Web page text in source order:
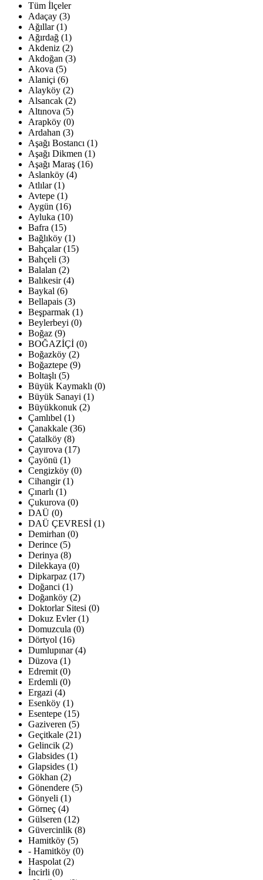
Tüm İlçeler
Adaçay (3)
Ağıllar (1)
Ağırdağ (1)
Akdeniz (2)
Akdoğan (3)
Akova (5)
Alaniçi (6)
Alayköy (2)
Alsancak (2)
Altınova (5)
Arapköy (0)
Ardahan (3)
Aşağı Bostancı (1)
Aşağı Dikmen (1)
Aşağı Maraş (16)
Aslanköy (4)
Atlılar (1)
Avtepe (1)
Aygün (16)
Ayluka (10)
Bafra (15)
Bağlıköy (1)
Bahçalar (15)
Bahçeli (3)
Balalan (2)
Balıkesir (4)
Baykal (6)
Bellapais (3)
Beşparmak (1)
Beylerbeyi (0)
Boğaz (9)
BOĞAZİÇİ (0)
Boğazköy (2)
Boğaztepe (9)
Boltaşlı (5)
Büyük Kaymaklı (0)
Büyük Sanayi (1)
Büyükkonuk (2)
Çamlıbel (1)
Çanakkale (36)
Çatalköy (8)
Çayırova (17)
Çayönü (1)
Cengizköy (0)
Cihangir (1)
Çınarlı (1)
Çukurova (0)
DAÜ (0)
DAÜ ÇEVRESİ (1)
Demirhan (0)
Derince (5)
Derinya (8)
Dilekkaya (0)
Dipkarpaz (17)
Doğanci (1)
Doğanköy (2)
Doktorlar Sitesi (0)
Dokuz Evler (1)
Domuzcula (0)
Dörtyol (16)
Dumlupınar (4)
Düzova (1)
Edremit (0)
Erdemli (0)
Ergazi (4)
Esenköy (1)
Esentepe (15)
Gaziveren (5)
Geçitkale (21)
Gelincik (2)
Glabsides (1)
Glapsides (1)
Gökhan (2)
Gönendere (5)
Gönyeli (1)
Görneç (4)
Gülseren (12)
Güvercinlik (8)
Hamitköy (5)
- Hamitköy (0)
Haspolat (2)
İncirli (0)